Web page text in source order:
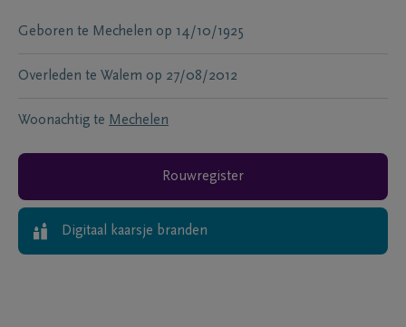
Geboren te Mechelen op 14/10/1925
Overleden te Walem op 27/08/2012
Woonachtig te Mechelen
Rouwregister
Digitaal kaarsje branden